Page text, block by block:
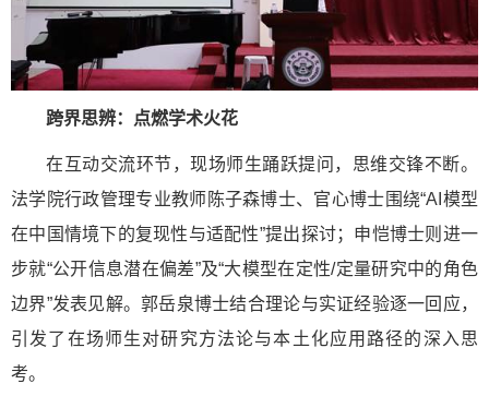
跨界思辨：点燃学术火花
在互动交流环节，现场师生踊跃提问，思维交锋不断。
法学院行政管理专业教师陈子森博士、官心博士围绕“AI模型
在中国情境下的复现性与适配性”提出探讨；申恺博士则进一
步就“公开信息潜在偏差”及“大模型在定性/定量研究中的角色
边界”发表见解。郭岳泉博士结合理论与实证经验逐一回应，
引发了在场师生对研究方法论与本土化应用路径的深入思
考。